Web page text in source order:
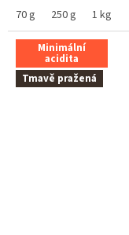
70 g
250 g 1 kg
Minimální
acidita
Tmavě pražená